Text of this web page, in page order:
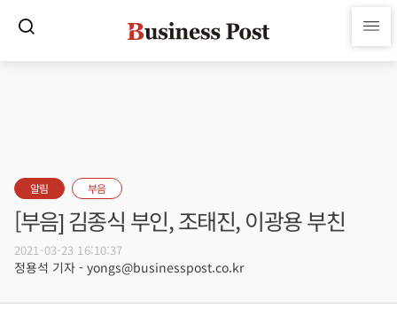
알림 부음
[부음] 김종식 부인, 조태진, 이광용 부친
2021-03-23 16:10:37
정용석 기자 - yongs@businesspost.co.kr